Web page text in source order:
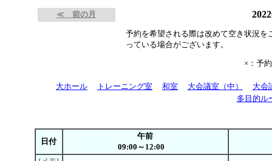
≪ 前の月
予約を希望される際は改めて空き状況
っている場合がございます。
×：予
大ホール トレーニング室 和室 大会議室（中）
大会
多目的ル
日付
午前
09:00～12:00